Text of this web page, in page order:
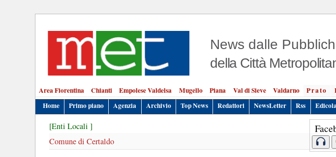
News dalle
della Città
Area Fiorentina Chianti Empolese Valdelsa Mugello Piana Val di Sieve Valdarno Prato
Home
Primo piano Agenzia Archivio Top News Redattori NewsLetter Rss
[Enti Locali ]
Comune di Certaldo